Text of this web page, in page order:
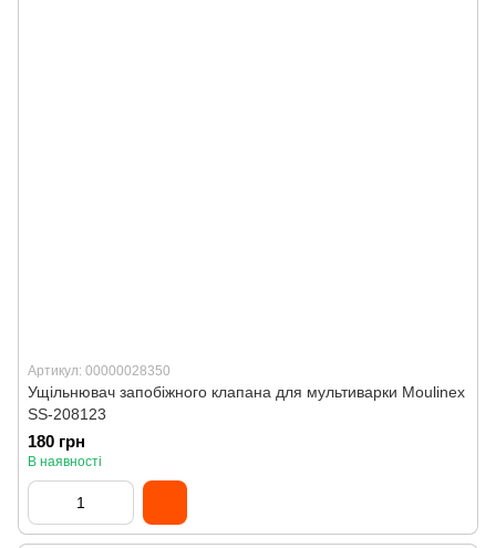
Артикул: 00000028350
Ущільнювач запобіжного клапана для мультиварки Moulinex
SS-208123
180 грн
В наявності